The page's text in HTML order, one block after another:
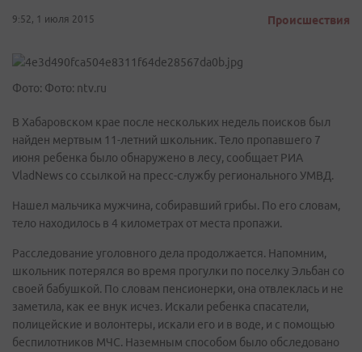
9:52, 1 июля 2015 Происшествия
Фото: Фото: ntv.ru
В Хабаровском крае после нескольких недель поисков был
найден мертвым 11-летний школьник. Тело пропавшего 7
июня ребенка было обнаружено в лесу, сообщает РИА
VladNews со ссылкой на пресс-службу регионального УМВД.
Нашел мальчика мужчина, собиравший грибы. По его словам,
тело находилось в 4 километрах от места пропажи.
Расследование уголовного дела продолжается. Напомним,
школьник потерялся во время прогулки по поселку Эльбан со
своей бабушкой. По словам пенсионерки, она отвлеклась и не
заметила, как ее внук исчез. Искали ребенка спасатели,
полицейские и волонтеры, искали его и в воде, и с помощью
беспилотников МЧС. Наземным способом было обследовано